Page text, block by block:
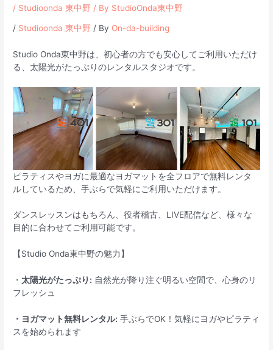
/ Studioonda 東中野 / By StudioOnda東中野
/ Studioonda 東中野 / By On-da-building
Studio Onda東中野は、初心者の方でも安心してご利用いただけ
る、太陽光がたっぷりのレンタルスタジオです。
ピラティスやヨガに最適なヨガマットを全フロアで無料レンタ
ルしているため、手ぶらで気軽にご利用いただけます。
ダンスレッスンはもちろん、役者稽古、LIVE配信など、様々な
目的に合わせてご利用可能です。
【Studio Onda東中野の魅力】
・太陽光がたっぷり: 自然光が降り注ぐ明るい空間で、心身のリ
フレッシュ
・ヨガマット無料レンタル: 手ぶらでOK！気軽にヨガやピラティ
スを始められます